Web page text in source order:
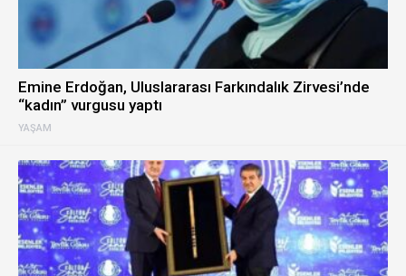
YAŞAM
Emine Erdoğan, Uluslararası Farkındalık Zirvesi’nde
“kadın” vurgusu yaptı